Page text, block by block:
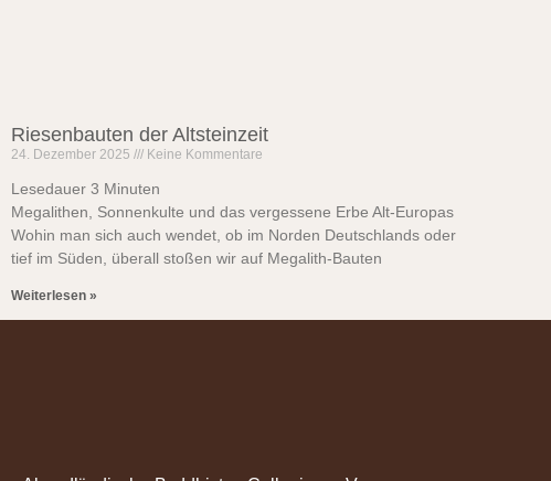
Riesenbauten der Altsteinzeit
24. Dezember 2025 Keine Kommentare
Lesedauer 3 Minuten
Megalithen, Sonnenkulte und das vergessene Erbe Alt-Europas
Wohin man sich auch wendet, ob im Norden Deutschlands oder
tief im Süden, überall stoßen wir auf Megalith-Bauten
Weiterlesen »